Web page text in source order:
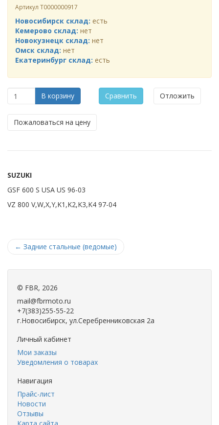
Артикул Т0000000917
Новосибирск склад: есть
Кемерово склад: нет
Новокузнецк склад: нет
Омск склад: нет
Екатеринбург склад: есть
В корзину Сравнить Отложить
Пожаловаться на цену
SUZUKI
GSF 600 S USA US 96-03
VZ 800 V,W,X,Y,K1,K2,K3,K4 97-04
← Задние стальные (ведомые)
© FBR, 2026
mail@fbrmoto.ru
+7(383)255-55-22
г.Новосибирск, ул.Серебренниковская 2а
Личный кабинет
Мои заказы
Уведомления о товарах
Навигация
Прайс-лист
Новости
Отзывы